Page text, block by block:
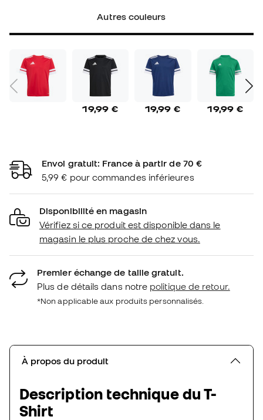
Autres couleurs
19,99 € 19,99 € 19,99 €
Envoi gratuit: France à partir de 70 €
5,99 € pour commandes inférieures
Disponibilité en magasin
Vérifiez si ce produit est disponible dans le
magasin le plus proche de chez vous.
Premier échange de taille gratuit.
Plus de détails dans notre politique de retour.
*Non applicable aux produits personnalisés.
À propos du produit
Description technique du T-
Shirt